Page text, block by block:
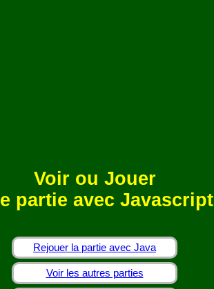
Voir ou Jouer
partie avec Javascript
Rejouer la partie avec Java
Voir les autres parties